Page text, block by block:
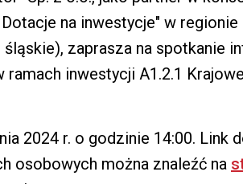
na inwestycje" w regionie
zaprasza na spotkanie
inwestycji A1.2.1
2024 r. o godzinie 14:00. Link
osobowych można znaleźć na